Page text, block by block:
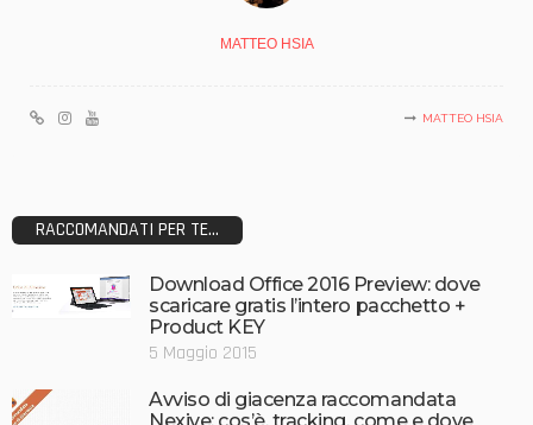
MATTEO HSIA
MATTEO HSIA
RACCOMANDATI PER TE...
Download Office 2016 Preview: dove
scaricare gratis l’intero pacchetto +
Product KEY
5 Maggio 2015
Avviso di giacenza raccomandata